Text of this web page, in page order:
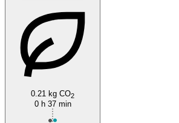
0.21 kg CO2
0 h 37 min